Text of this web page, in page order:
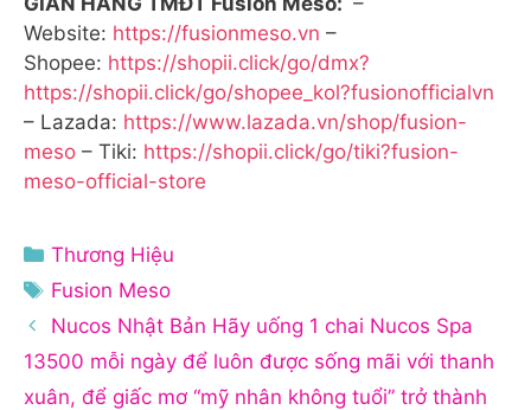
Website: https://fusionmeso.vn –
Shopee: https://shopii.click/go/dmx?
https://shopii.click/go/shopee_kol?fusionofficialvn
– Lazada: https://www.lazada.vn/shop/fusion-
meso – Tiki: https://shopii.click/go/tiki?fusion-
meso-official-store
Danh
mục
Thương Hiệu
Thẻ
Fusion Meso
Nucos Nhật Bản Hãy uống 1 chai Nucos Spa
13500 mỗi ngày để luôn được sống mãi với thanh
xuân, để giấc mơ “mỹ nhân không tuổi” trở thành